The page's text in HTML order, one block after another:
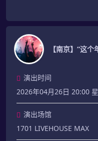
【南京】“这
演出时间
2026年04月26日 20:00
演出场馆
1701 LIVEHOUSE MAX